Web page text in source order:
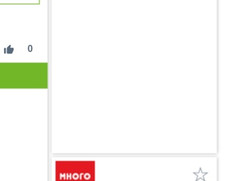
thumb_up 0